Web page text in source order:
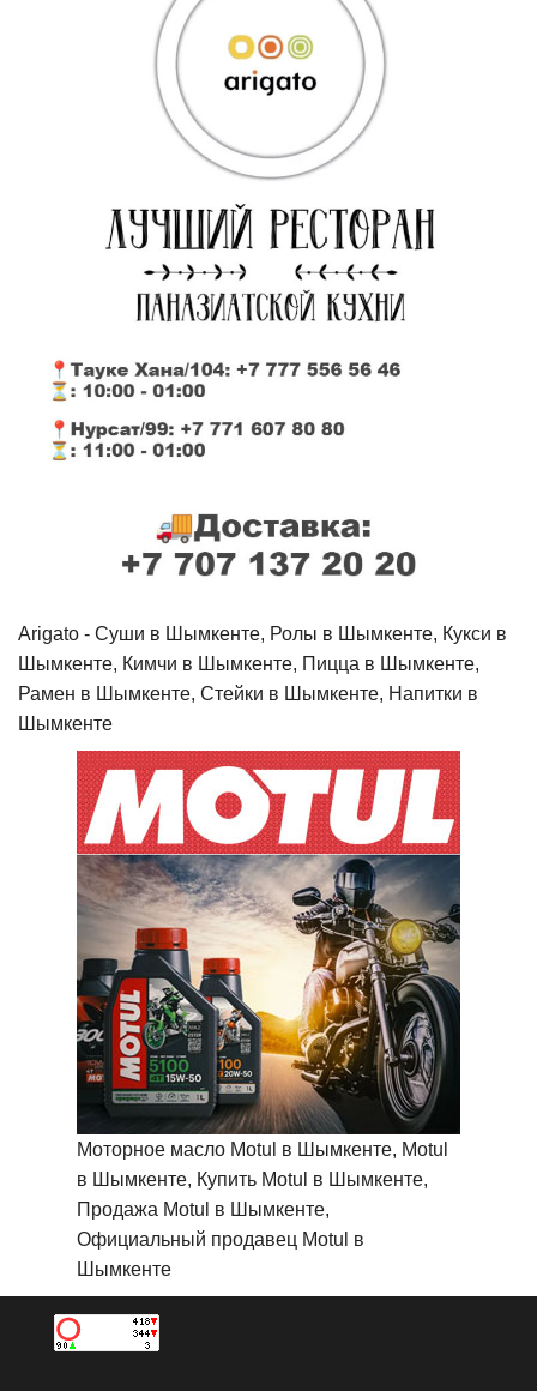
Arigato - Cуши в Шымкенте, Ролы в Шымкенте, Кукси в
Шымкенте, Кимчи в Шымкенте, Пицца в Шымкенте,
Рамен в Шымкенте, Стейки в Шымкенте, Напитки в
Шымкенте
Моторное масло Motul в Шымкенте, Motul
в Шымкенте, Купить Motul в Шымкенте,
Продажа Motul в Шымкенте,
Официальный продавец Motul в
Шымкенте